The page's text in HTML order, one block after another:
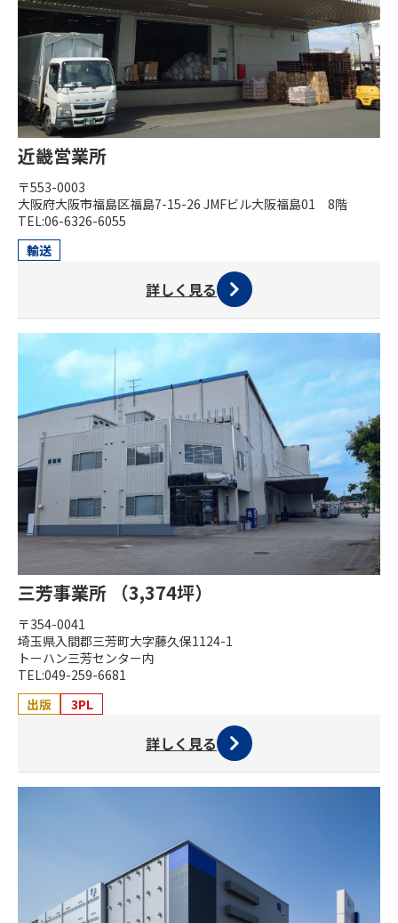
近畿営業所
〒553-0003
大阪府大阪市福島区福島7-15-26 JMFビル大阪福島01 8階
TEL:06-6326-6055
輸送
詳しく見る
三芳事業所 （3,374坪）
〒354-0041
埼玉県入間郡三芳町大字藤久保1124-1
トーハン三芳センター内
TEL:049-259-6681
出版
3PL
詳しく見る